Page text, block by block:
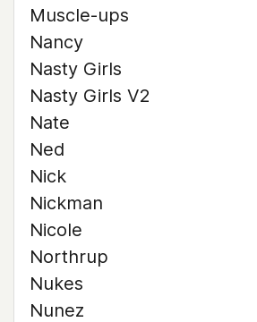
Muscle-ups
Nancy
Nasty Girls
Nasty Girls V2
Nate
Ned
Nick
Nickman
Nicole
Northrup
Nukes
Nunez